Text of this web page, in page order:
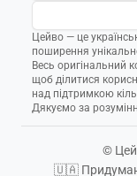
Цейво — це
поширення
Весь оригінальний
щоб ділитися
над підтримкою
Дякуємо за
©
🇺🇦